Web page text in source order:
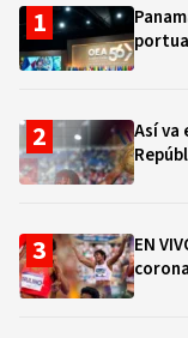
Así va
EN